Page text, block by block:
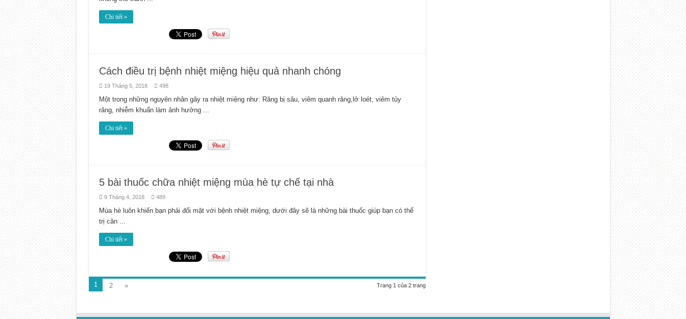
Chi tiết »
Cách điều trị bệnh nhiệt miệng hiệu quả nhanh chóng
19 Tháng 5, 2018 498
Một trong những nguyên nhân gây ra nhiệt miệng như: Răng bị sâu, viêm quanh răng,lở loét, viêm tủy
răng, nhiễm khuẩn làm ảnh hưởng ...
Chi tiết »
5 bài thuốc chữa nhiệt miệng mùa hè tự chế tại nhà
9 Tháng 4, 2018 489
Mùa hè luôn khiến bạn phải đối mặt với bệnh nhiệt miệng, dưới đây sẽ là những bài thuốc giúp bạn có thể
trị căn ...
Chi tiết »
Trang 1 của 2 trang
1 2 »